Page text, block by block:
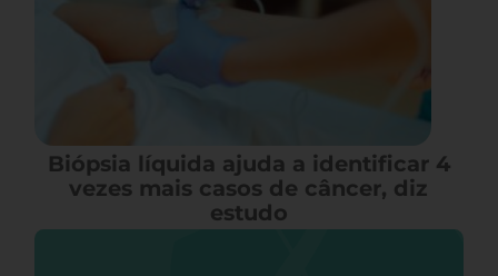
Biópsia líquida ajuda a identificar 4
vezes mais casos de câncer, diz
estudo